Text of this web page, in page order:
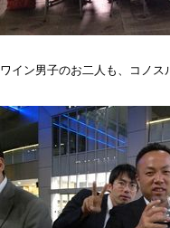
ワイン男子のお二人も、コノス